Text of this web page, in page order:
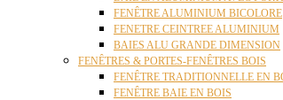
FENÊTRE ALUMINIUM BICOLORE
FENETRE CEINTREE ALUMINIUM
BAIES ALU GRANDE DIMENSION
FENÊTRES & PORTES-FENÊTRES BOIS
FENÊTRE TRADITIONNELLE EN
FENÊTRE BAIE EN BOIS